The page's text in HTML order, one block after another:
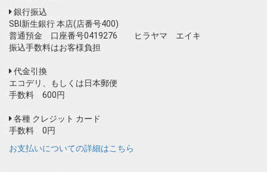
銀行振込
SBI新生銀行 本店(店番号400)
普通預金 口座番号0419276 ヒラヤマ エイキ
振込手数料はお客様負担
代金引換
エコデリ、もしくは日本郵便
手数料 600円
各種 クレジット カード
手数料 0円
お支払いについての詳細はこちら